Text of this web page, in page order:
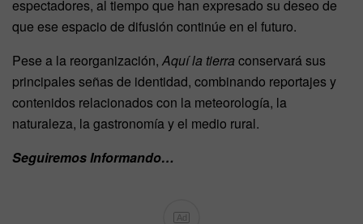
espectadores, al tiempo que han expresado su deseo de
que ese espacio de difusión continúe en el futuro.
Pese a la reorganización, Aquí la tierra conservará sus
principales señas de identidad, combinando reportajes y
contenidos relacionados con la meteorología, la
naturaleza, la gastronomía y el medio rural.
Seguiremos Informando…
Ad